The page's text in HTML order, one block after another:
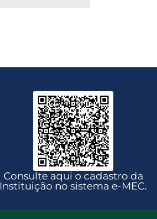
Consulte aqui o cadastro da
Instituição no sistema e-MEC.